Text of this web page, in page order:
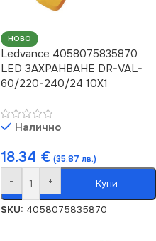
НОВО
Ledvance 4058075835870
LED ЗАХРАНВАНЕ DR-VAL-
60/220-240/24 10X1
Налично
18.34 € (35.87 лв.)
- + Купи
SKU: 4058075835870